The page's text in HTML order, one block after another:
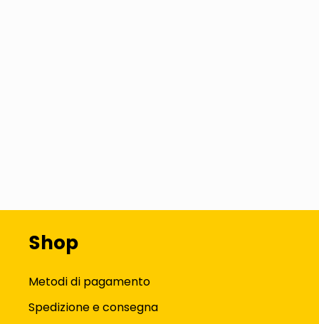
Shop
Metodi di pagamento
Spedizione e consegna